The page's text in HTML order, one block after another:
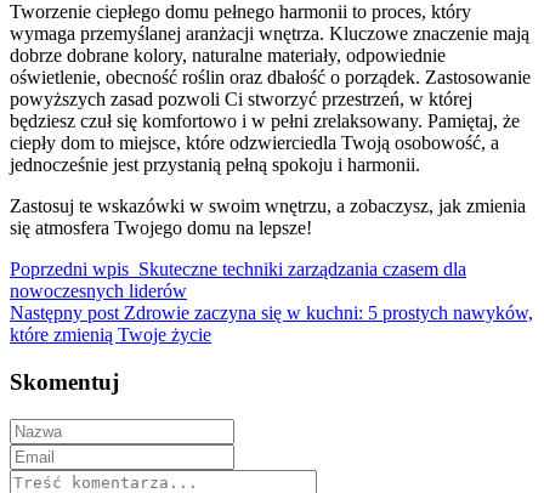
Tworzenie ciepłego domu pełnego harmonii to proces, który
wymaga przemyślanej aranżacji wnętrza. Kluczowe znaczenie mają
dobrze dobrane kolory, naturalne materiały, odpowiednie
oświetlenie, obecność roślin oraz dbałość o porządek. Zastosowanie
powyższych zasad pozwoli Ci stworzyć przestrzeń, w której
będziesz czuł się komfortowo i w pełni zrelaksowany. Pamiętaj, że
ciepły dom to miejsce, które odzwierciedla Twoją osobowość, a
jednocześnie jest przystanią pełną spokoju i harmonii.
Zastosuj te wskazówki w swoim wnętrzu, a zobaczysz, jak zmienia
się atmosfera Twojego domu na lepsze!
Poprzedni wpis Skuteczne techniki zarządzania czasem dla
nowoczesnych liderów
Następny post Zdrowie zaczyna się w kuchni: 5 prostych nawyków,
które zmienią Twoje życie
Skomentuj